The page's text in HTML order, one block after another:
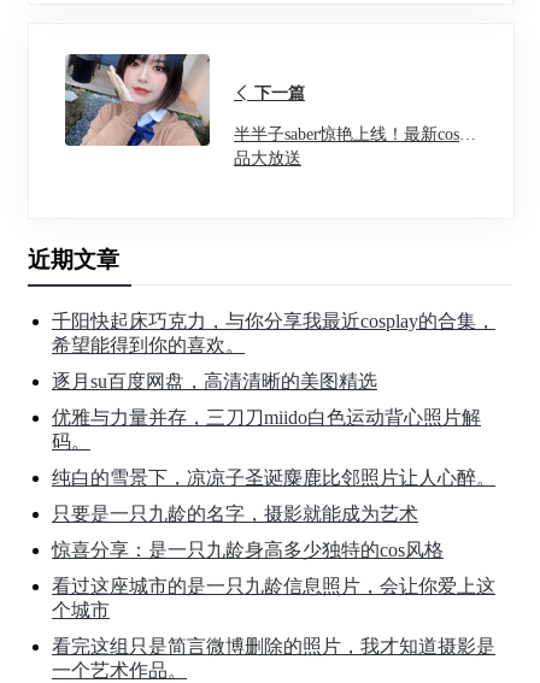
下一篇
半半子saber惊艳上线！最新cos作
品大放送
近期文章
千阳快起床巧克力，与你分享我最近cosplay的合集，
希望能得到你的喜欢。
逐月su百度网盘，高清清晰的美图精选
优雅与力量并存，三刀刀miido白色运动背心照片解
码。
纯白的雪景下，凉凉子圣诞麋鹿比邻照片让人心醉。
只要是一只九龄的名字，摄影就能成为艺术
惊喜分享：是一只九龄身高多少独特的cos风格
看过这座城市的是一只九龄信息照片，会让你爱上这
个城市
看完这组只是简言微博删除的照片，我才知道摄影是
一个艺术作品。